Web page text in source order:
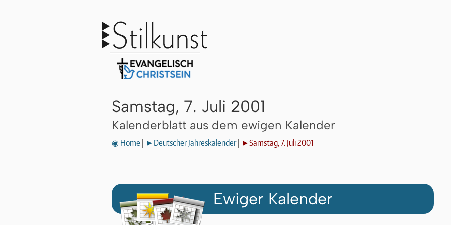
Samstag, 7. Juli 2001
Kalenderblatt aus dem ewigen Kalender
◉ Home ►Deutscher Jahreskalender| ►Samstag, 7. Juli 2001
Ewiger Kalender